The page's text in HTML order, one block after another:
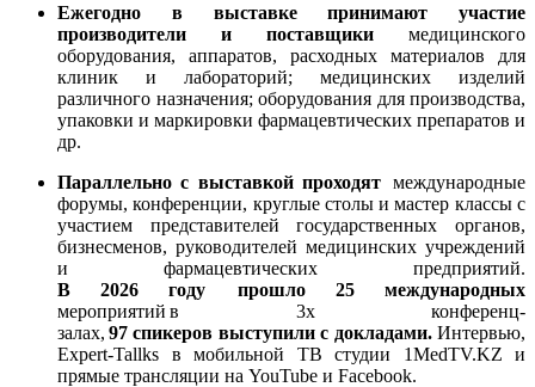
Ежегодно в выставке принимают участие
производители и поставщики медицинского
оборудования, аппаратов, расходных материалов для
клиник и лабораторий; медицинских изделий
различного назначения; оборудования для производства,
упаковки и маркировки фармацевтических препаратов и
др.
Параллельно с выставкой проходятмеждународные
форумы, конференции, круглые столы и мастер классы с
участием представителей государственных органов,
бизнесменов, руководителей медицинских учреждений
и фармацевтических предприятий.
В 2026 году прошло 25 международных
мероприятий в 3х конференц-
залах, 97 спикеров выступили с докладами.Интервью,
Expert-Tallks в мобильной ТВ студии 1MedTV.KZ и
прямые трансляции на YouTube и Facebook.